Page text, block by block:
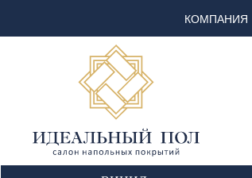
КОМПАНИЯ